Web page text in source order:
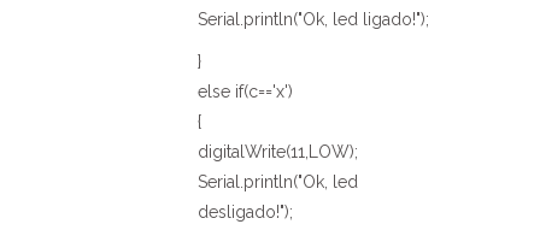
Serial.println("Ok, led ligado!");
}
else if(c=='x')
{
digitalWrite(11,LOW);
Serial.println("Ok, led
desligado!");